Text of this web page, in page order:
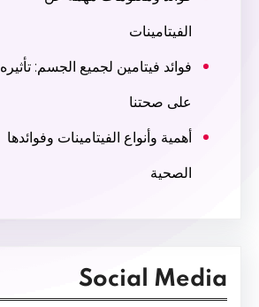
الفيتامينات
فوائد فيتامين لجميع الجسم: تأثيره
على صحتنا
أهمية وأنواع الفيتامينات وفوائدها
الصحية
Social Media